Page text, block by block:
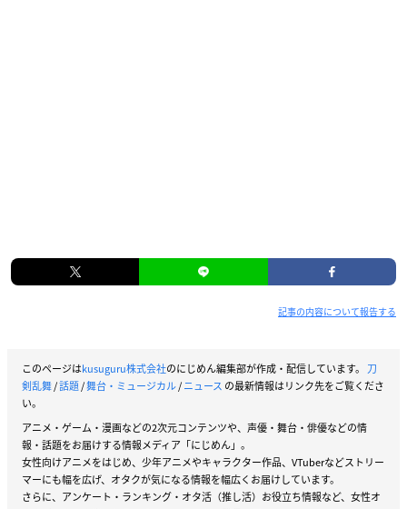
記事の内容について報告する
このページはkusuguru株式会社のにじめん編集部が作成・配信しています。 刀
剣乱舞/話題/舞台・ミュージカル/ニュース の最新情報はリンク先をご覧くださ
い。
アニメ・ゲーム・漫画などの2次元コンテンツや、声優・舞台・俳優などの情
報・話題をお届けする情報メディア「にじめん」。
女性向けアニメをはじめ、少年アニメやキャラクター作品、VTuberなどストリー
マーにも幅を広げ、オタクが気になる情報を幅広くお届けしています。
さらに、アンケート・ランキング・オタ活（推し活）お役立ち情報など、女性オ